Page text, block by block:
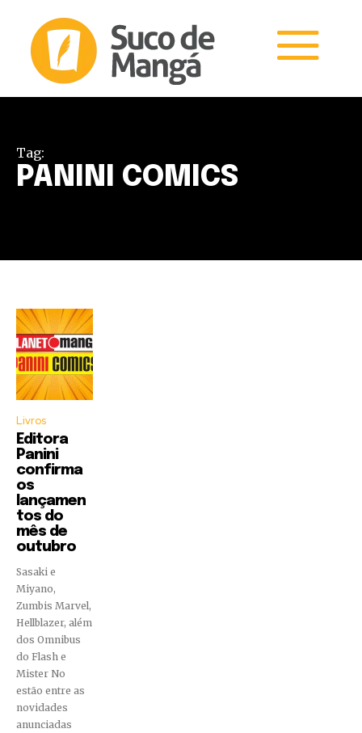
Tag:
PANINI COMICS
Livros
Editora
Panini
confirma
os
lançamen
tos do
mês de
outubro
Sasaki e
Miyano,
Zumbis Marvel,
Hellblazer, além
dos Omnibus
do Flash e
Mister No
estão entre as
novidades
anunciadas